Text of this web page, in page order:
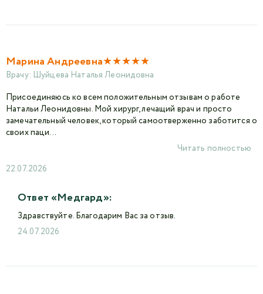
Марина Андреевна★★★★★
Врачу: Шуйцева Наталья Леонидовна
Присоединяюсь ко всем положительным отзывам о работе
Натальи Леонидовны. Мой хирург, лечащий врач и просто
замечательный человек, который самоотверженно заботится о
своих паци...
22.07.2026
Читать полностью
Ответ «Медгард»:
Здравствуйте. Благодарим Вас за отзыв.
24.07.2026